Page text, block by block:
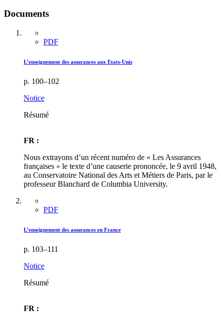
Documents
PDF
L’enseignement des assurances aux Etats-Unis
p. 100–102
Notice
Résumé
FR :
Nous extrayons d’un récent numéro de « Les Assurances
françaises » le texte d’une causerie prononcée, le 9 avril 1948,
au Conservatoire National des Arts et Métiers de Paris, par le
professeur Blanchard de Columbia University.
PDF
L’enseignement des assurances en France
p. 103–111
Notice
Résumé
FR :